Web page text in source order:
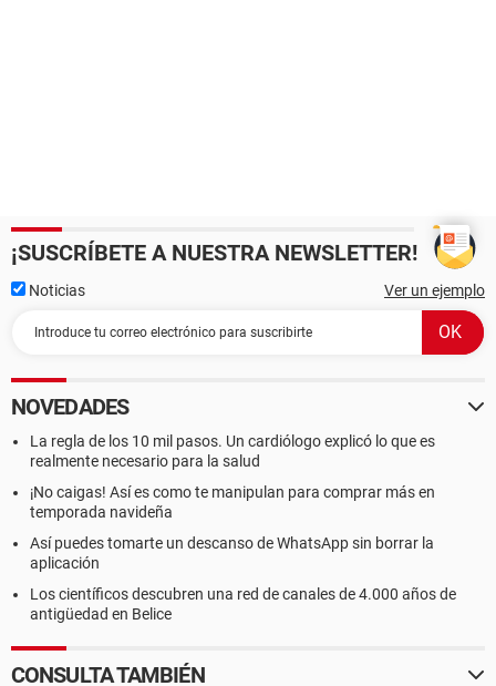
¡SUSCRÍBETE A NUESTRA NEWSLETTER!
Noticias Ver un ejemplo
NOVEDADES
La regla de los 10 mil pasos. Un cardiólogo explicó lo que es
realmente necesario para la salud
¡No caigas! Así es como te manipulan para comprar más en
temporada navideña
Así puedes tomarte un descanso de WhatsApp sin borrar la
aplicación
Los científicos descubren una red de canales de 4.000 años de
antigüedad en Belice
CONSULTA TAMBIÉN